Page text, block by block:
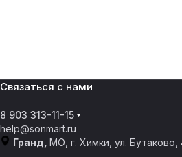
Связаться с нами
8 903 313-11-15
help@sonmart.ru
Гранд, МО, г. Химки, ул. Бутаково,